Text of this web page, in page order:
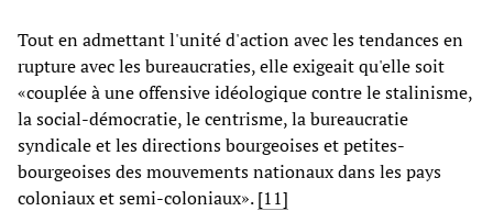
Tout en admettant l'unité d'action avec les tendances en
rupture avec les bureaucraties, elle exigeait qu'elle soit
«couplée à une offensive idéologique contre le stalinisme,
la social-démocratie, le centrisme, la bureaucratie
syndicale et les directions bourgeoises et petites-
bourgeoises des mouvements nationaux dans les pays
coloniaux et semi-coloniaux».[11]